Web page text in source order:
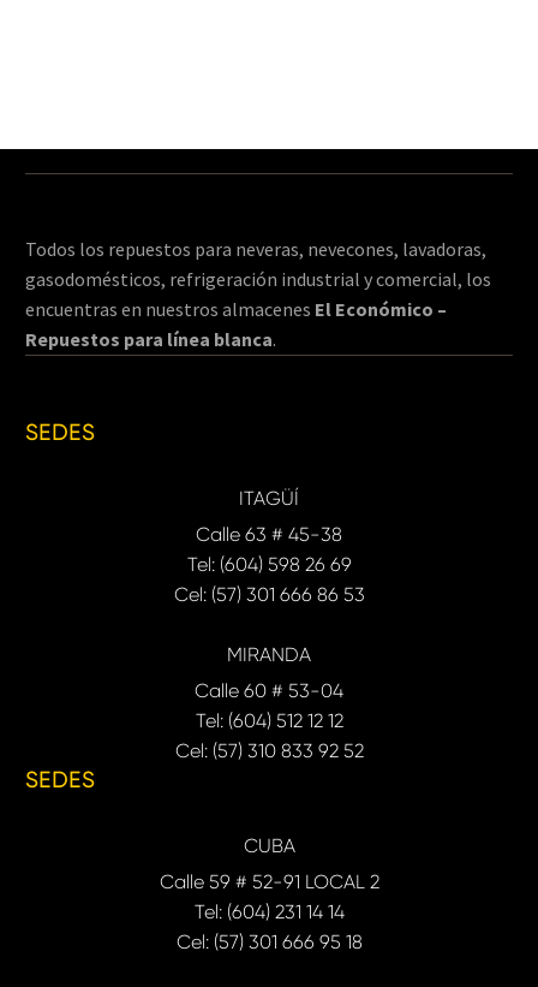
Todos los repuestos para neveras, nevecones, lavadoras,
gasodomésticos, refrigeración industrial y comercial, los
encuentras en nuestros almacenes El Económico –
Repuestos para línea blanca.
SEDES
ITAGÜÍ
Calle 63 # 45-38
Tel: (604) 598 26 69
Cel: (57) 301 666 86 53
MIRANDA
Calle 60 # 53-04
Tel: (604) 512 12 12
Cel: (57) 310 833 92 52
SEDES
CUBA
Calle 59 # 52-91 LOCAL 2
Tel: (604) 231 14 14
Cel: (57) 301 666 95 18